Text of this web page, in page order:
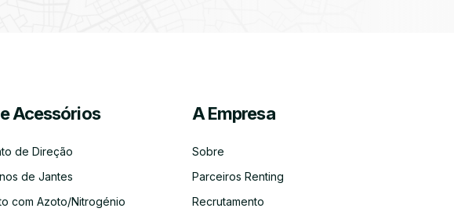
Acessórios
de Direção
de Jantes
com Azoto/Nitrogénio
A Empresa
Sobre
Parceiros Renting
Recrutamento
Kit
Diagnóstico